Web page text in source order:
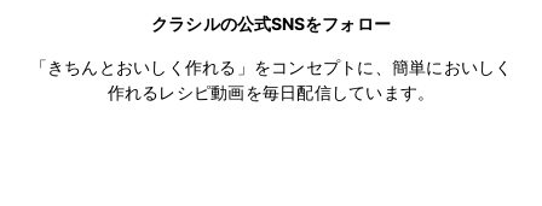
クラシルの公式SNSをフォロー
「きちんとおいしく作れる」をコンセプトに、簡単においしく
作れるレシピ動画を毎日配信しています。